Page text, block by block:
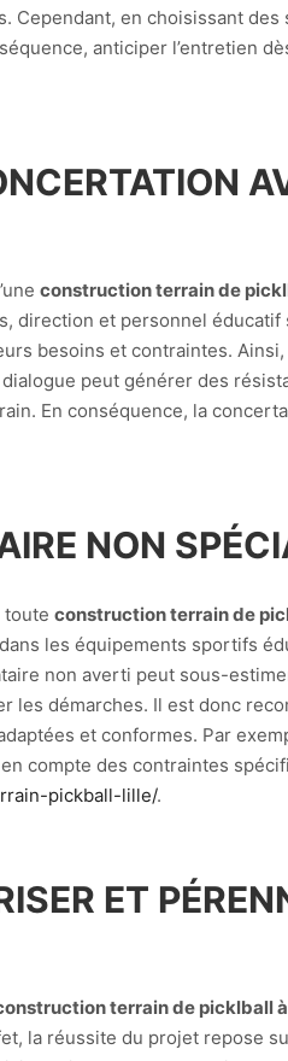
Cependant, en choisissant
anticiper l’entretien
construction terrain de
direction et personnel
besoins et contraintes.
peut générer des
En conséquence, la
NON
toute construction terrain de
les équipements sportifs
non averti peut sous-
les démarches. Il est donc
et conformes. Par
compte des contraintes
pickball-lille/.
ET
terrain de picklball
la réussite du projet repose